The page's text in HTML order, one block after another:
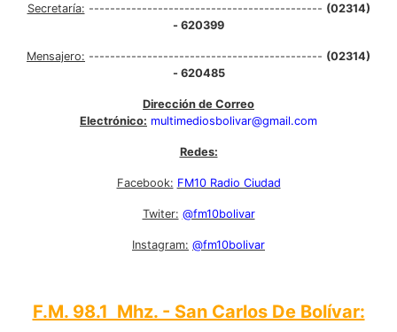
Secretaría: -------------------------------------------- (02314)
- 620399
Mensajero: -------------------------------------------- (02314)
- 620485
Dirección de Correo
Electrónico: multimediosbolivar@gmail.com
Redes:
Facebook: FM10 Radio Ciudad
Twiter: @fm10bolivar
Instagram: @fm10bolivar
F.M. 98.1 Mhz. - San Carlos De Bolívar: